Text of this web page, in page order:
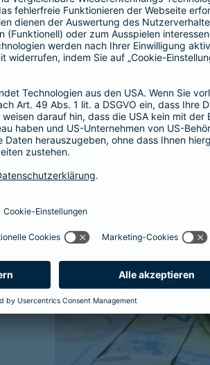
einen Garantiezins – unabhängig
erwirtschaftet.